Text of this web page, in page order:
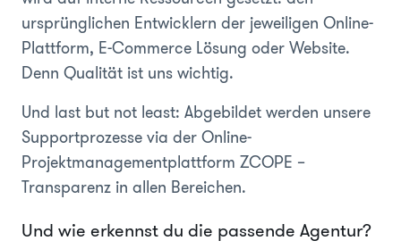
ursprünglichen Entwicklern der jeweiligen Online-
Plattform, E-Commerce Lösung oder Website.
Denn Qualität ist uns wichtig.
Und last but not least: Abgebildet werden unsere
Supportprozesse via der Online-
Projektmanagementplattform ZCOPE –
Transparenz in allen Bereichen.
Und wie erkennst du die passende Agentur?